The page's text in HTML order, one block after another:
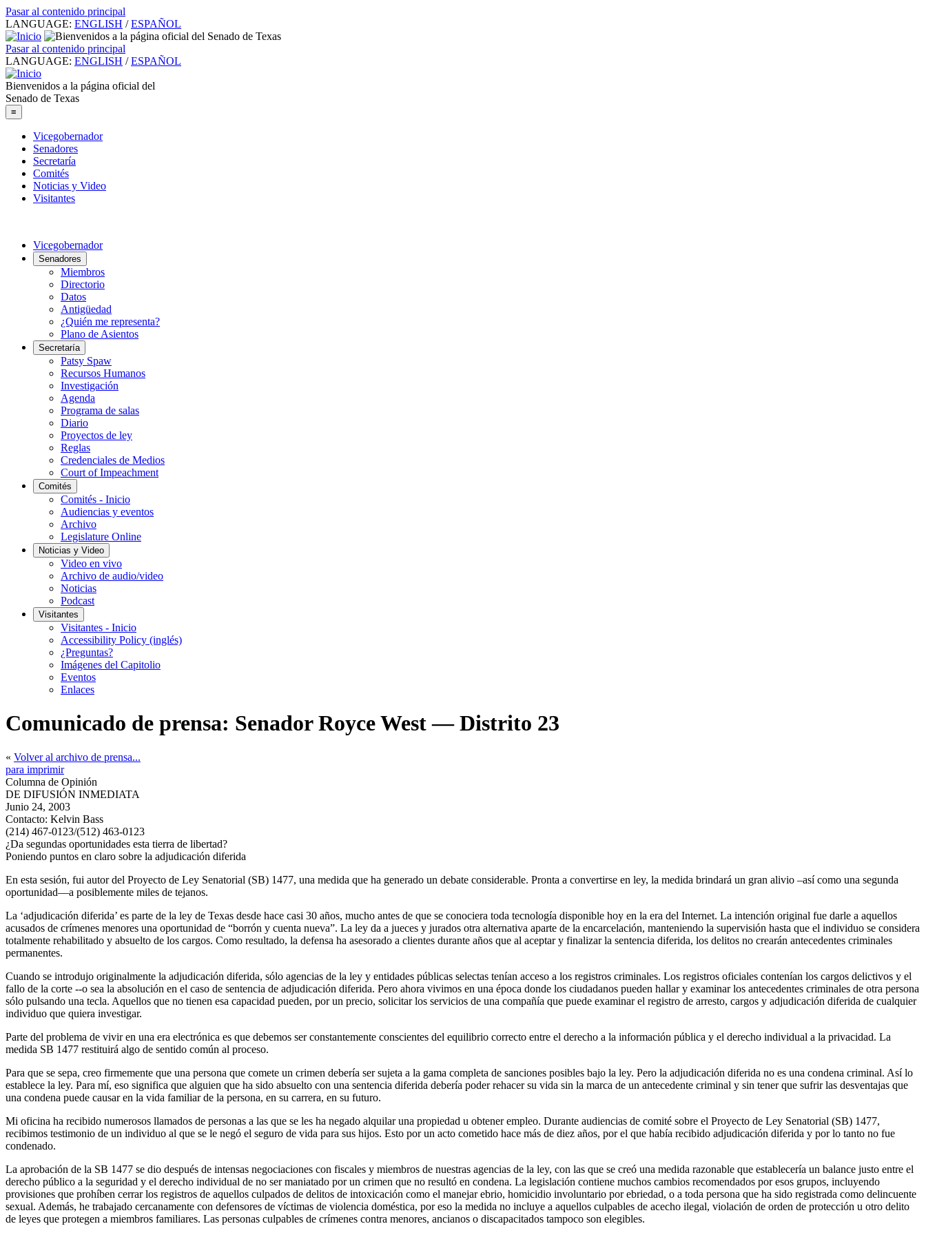
Pasar al contenido principal
LANGUAGE: ENGLISH / ESPAÑOL
Pasar al contenido principal
LANGUAGE: ENGLISH / ESPAÑOL
Bienvenidos a la página oficial del
Senado de Texas
≡
Vicegobernador
Senadores
Secretaría
Comités
Noticias y Video
Visitantes
Vicegobernador
Senadores
Miembros
Directorio
Datos
Antigüedad
¿Quién me representa?
Plano de Asientos
Secretaría
Patsy Spaw
Recursos Humanos
Investigación
Agenda
Programa de salas
Diario
Proyectos de ley
Reglas
Credenciales de Medios
Court of Impeachment
Comités
Comités - Inicio
Audiencias y eventos
Archivo
Legislature Online
Noticias y Video
Video en vivo
Archivo de audio/video
Noticias
Podcast
Visitantes
Visitantes - Inicio
Accessibility Policy (inglés)
¿Preguntas?
Imágenes del Capitolio
Eventos
Enlaces
Comunicado de prensa: Senador Royce West — Distrito 23
« Volver al archivo de prensa...
para imprimir
Columna de Opinión
DE DIFUSIÓN INMEDIATA
Junio 24, 2003
Contacto: Kelvin Bass
(214) 467-0123/(512) 463-0123
¿Da segundas oportunidades esta tierra de libertad?
Poniendo puntos en claro sobre la adjudicación diferida
En esta sesión, fui autor del Proyecto de Ley Senatorial (SB) 1477, una medida que ha generado un debate considerable. Pronta a convertirse en ley, la medida brindará un gran alivio –así como una segunda
oportunidad—a posiblemente miles de tejanos.
La ‘adjudicación diferida’ es parte de la ley de Texas desde hace casi 30 años, mucho antes de que se conociera toda tecnología disponible hoy en la era del Internet. La intención original fue darle a aquellos
acusados de crímenes menores una oportunidad de “borrón y cuenta nueva”. La ley da a jueces y jurados otra alternativa aparte de la encarcelación, manteniendo la supervisión hasta que el individuo se considera
totalmente rehabilitado y absuelto de los cargos. Como resultado, la defensa ha asesorado a clientes durante años que al aceptar y finalizar la sentencia diferida, los delitos no crearán antecedentes criminales
permanentes.
Cuando se introdujo originalmente la adjudicación diferida, sólo agencias de la ley y entidades públicas selectas tenían acceso a los registros criminales. Los registros oficiales contenían los cargos delictivos y el
fallo de la corte --o sea la absolución en el caso de sentencia de adjudicación diferida. Pero ahora vivimos en una época donde los ciudadanos pueden hallar y examinar los antecedentes criminales de otra persona
sólo pulsando una tecla. Aquellos que no tienen esa capacidad pueden, por un precio, solicitar los servicios de una compañía que puede examinar el registro de arresto, cargos y adjudicación diferida de cualquier
individuo que quiera investigar.
Parte del problema de vivir en una era electrónica es que debemos ser constantemente conscientes del equilibrio correcto entre el derecho a la información pública y el derecho individual a la privacidad. La
medida SB 1477 restituirá algo de sentido común al proceso.
Para que se sepa, creo firmemente que una persona que comete un crimen debería ser sujeta a la gama completa de sanciones posibles bajo la ley. Pero la adjudicación diferida no es una condena criminal. Así lo
establece la ley. Para mí, eso significa que alguien que ha sido absuelto con una sentencia diferida debería poder rehacer su vida sin la marca de un antecedente criminal y sin tener que sufrir las desventajas que
una condena puede causar en la vida familiar de la persona, en su carrera, en su futuro.
Mi oficina ha recibido numerosos llamados de personas a las que se les ha negado alquilar una propiedad u obtener empleo. Durante audiencias de comité sobre el Proyecto de Ley Senatorial (SB) 1477,
recibimos testimonio de un individuo al que se le negó el seguro de vida para sus hijos. Esto por un acto cometido hace más de diez años, por el que había recibido adjudicación diferida y por lo tanto no fue
condenado.
La aprobación de la SB 1477 se dio después de intensas negociaciones con fiscales y miembros de nuestras agencias de la ley, con las que se creó una medida razonable que establecería un balance justo entre el
derecho público a la seguridad y el derecho individual de no ser maniatado por un crimen que no resultó en condena. La legislación contiene muchos cambios recomendados por esos grupos, incluyendo
provisiones que prohíben cerrar los registros de aquellos culpados de delitos de intoxicación como el manejar ebrio, homicidio involuntario por ebriedad, o a toda persona que ha sido registrada como delincuente
sexual. Además, he trabajado cercanamente con defensores de víctimas de violencia doméstica, por eso la medida no incluye a aquellos culpables de acecho ilegal, violación de orden de protección u otro delito
de leyes que protegen a miembros familiares. Las personas culpables de crímenes contra menores, ancianos o discapacitados tampoco son elegibles.